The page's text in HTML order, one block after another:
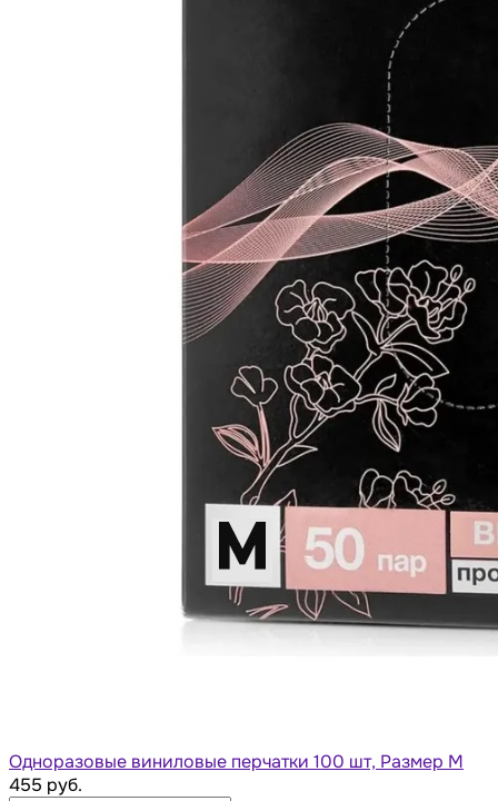
Одноразовые виниловые перчатки 100 шт, Размер M
455 руб.